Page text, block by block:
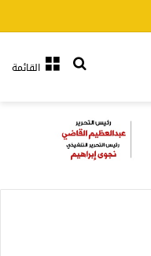
القائمةبحث عن